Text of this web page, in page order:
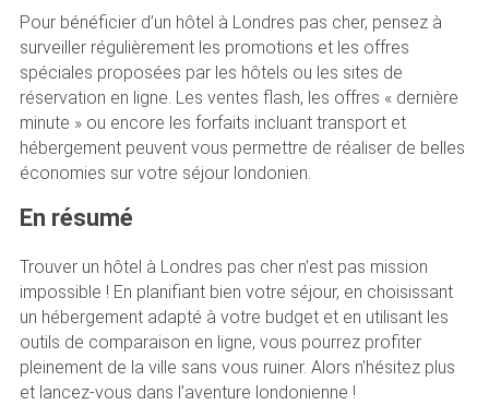
Pour bénéficier d’un hôtel à Londres pas cher, pensez à
surveiller régulièrement les promotions et les offres
spéciales proposées par les hôtels ou les sites de
réservation en ligne. Les ventes flash, les offres « dernière
minute » ou encore les forfaits incluant transport et
hébergement peuvent vous permettre de réaliser de belles
économies sur votre séjour londonien.
En résumé
Trouver un hôtel à Londres pas cher n’est pas mission
impossible ! En planifiant bien votre séjour, en choisissant
un hébergement adapté à votre budget et en utilisant les
outils de comparaison en ligne, vous pourrez profiter
pleinement de la ville sans vous ruiner. Alors n’hésitez plus
et lancez-vous dans l’aventure londonienne !